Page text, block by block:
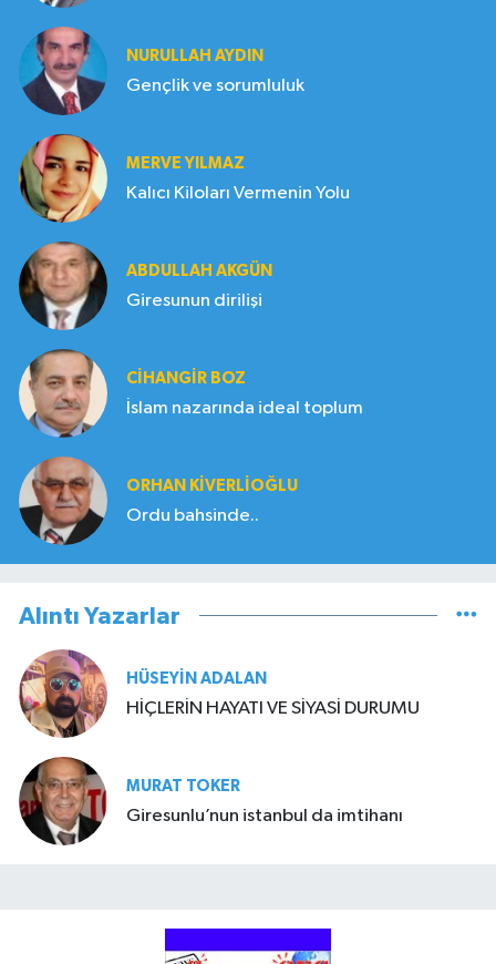
NURULLAH AYDIN
Gençlik ve sorumluluk
MERVE YILMAZ
Kalıcı Kiloları Vermenin Yolu
ABDULLAH AKGÜN
Giresunun dirilişi
CIHANGIR BOZ
İslam nazarında ideal toplum
ORHAN KIVERLIOĞLU
Ordu bahsinde..
Alıntı Yazarlar
HÜSEYIN ADALAN
HİÇLERİN HAYATI VE SİYASİ DURUMU
MURAT TOKER
Giresunlu’nun istanbul da imtihanı